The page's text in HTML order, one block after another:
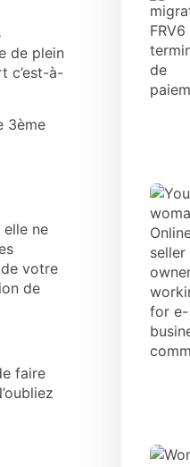
de plein
c’est-à-
3ème
elle ne
votre
de
faire